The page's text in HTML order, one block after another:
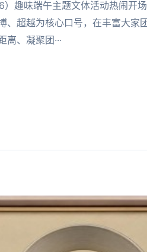
趣味端午主题文体活动热闹开
、超越为核心口号，在丰富大家
、凝聚团···